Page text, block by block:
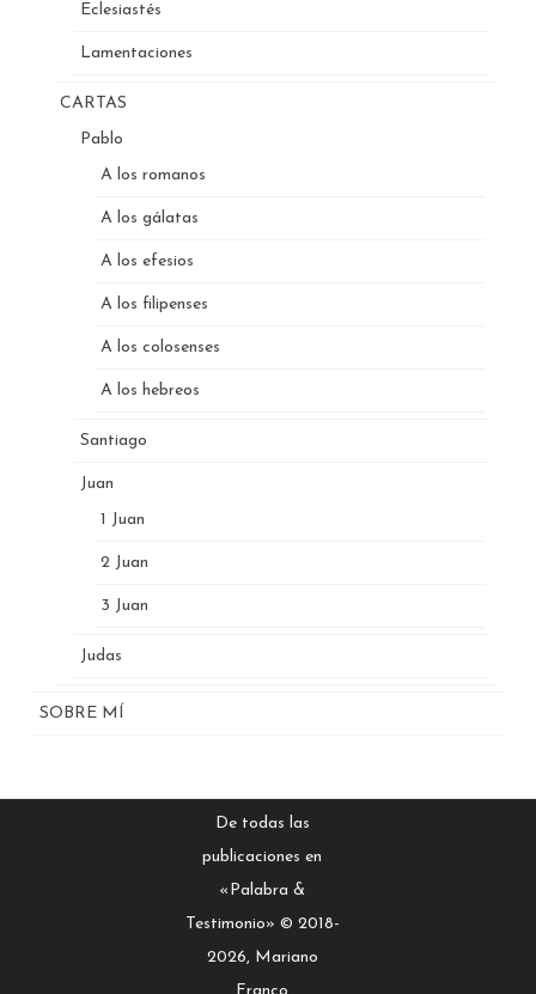
Eclesiastés
Lamentaciones
CARTAS
Pablo
A los romanos
A los gálatas
A los efesios
A los filipenses
A los colosenses
A los hebreos
Santiago
Juan
1 Juan
2 Juan
3 Juan
Judas
SOBRE MÍ
De todas las
publicaciones en
«Palabra &
Testimonio» © 2018-
2026, Mariano